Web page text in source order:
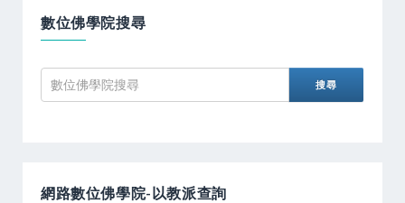
數位佛學院搜尋
網路數位佛學院-以教派查詢